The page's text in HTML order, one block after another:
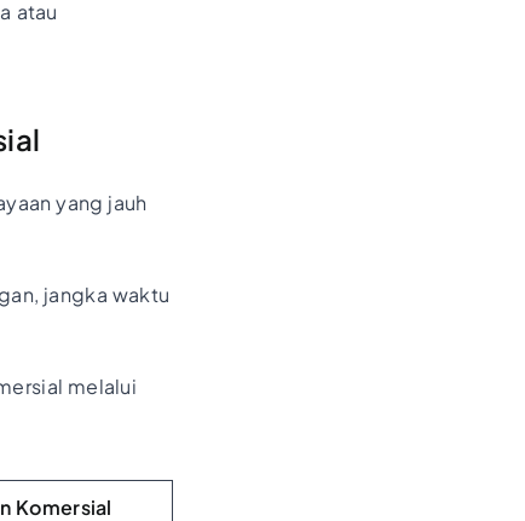
atau
yang jauh
jangka waktu
melalui
Komersial